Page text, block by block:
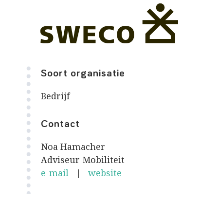
Soort organisatie
Bedrijf
Contact
Noa Hamacher
Adviseur Mobiliteit
e-mail | website